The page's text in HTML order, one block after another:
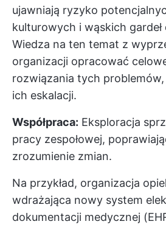
ujawniają ryzyko
kulturowych i wąskich
Wiedza na ten temat z
organizacji opracować
rozwiązania tych
ich eskalacji.
Współpraca: Eksploracja
pracy zespołowej,
zrozumienie zmian.
Na przykład, organizacja
wdrażająca nowy system
dokumentacji medycznej